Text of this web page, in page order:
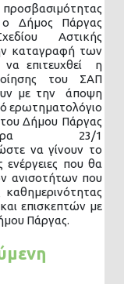
Δήμος Πάργας
Αστικής
καταγραφή των
επιτευχθεί η
του ΣΑΠ
με την άποψη
ερωτηματολόγιο
του Δήμου Πάργας
23/1
να γίνουν το
που θα
ανισοτήτων που
επισκεπτών με
Πάργας.